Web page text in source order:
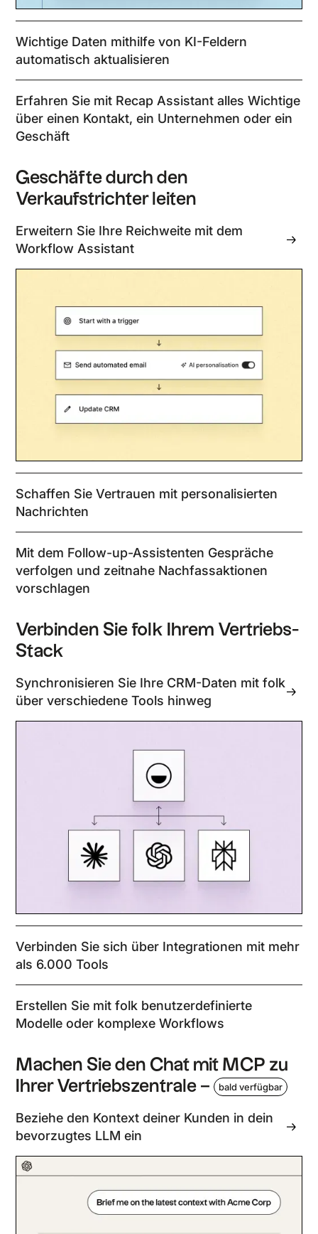
Wichtige Daten mithilfe von KI-Feldern
automatisch aktualisieren
Erfahren Sie mit Recap Assistant alles Wichtige
über einen Kontakt, ein Unternehmen oder ein
Geschäft
Erweitern Sie Ihre Reichweite mit dem
Workflow Assistant
Schaffen Sie Vertrauen mit personalisierten
Nachrichten
Mit dem Follow-up-Assistenten Gespräche
verfolgen und zeitnahe Nachfassaktionen
vorschlagen
Geschäfte durch den
Verkaufstrichter leiten
Synchronisieren Sie Ihre CRM-Daten mit folk
über verschiedene Tools hinweg
Verbinden Sie sich über Integrationen mit mehr
als 6.000 Tools
Erstellen Sie mit folk benutzerdefinierte
Modelle oder komplexe Workflows
Verbinden Sie folk Ihrem Vertriebs-
Stack
Beziehe den Kontext deiner Kunden in dein
bevorzugtes LLM ein
Machen Sie den Chat mit MCP zu
Ihrer Vertriebszentrale – bald verfügbar